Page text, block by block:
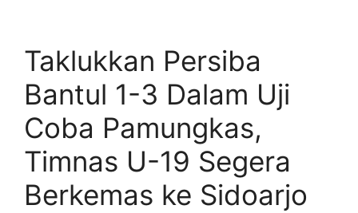
Taklukkan Persiba
Bantul 1-3 Dalam Uji
Coba Pamungkas,
Timnas U-19 Segera
Berkemas ke Sidoarjo